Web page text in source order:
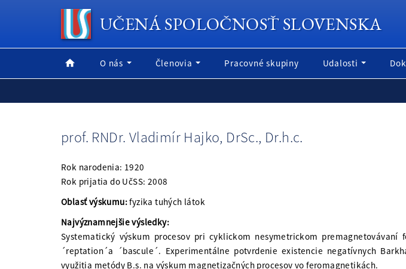
UČENÁ SPOLOČNOSŤ SLOVENSKA
O nás Členovia Pracovné skupiny Udalosti
prof. RNDr. Vladimír Hajko, DrSc., Dr.h.c.
Rok narodenia: 1920
Rok prijatia do UčSS: 2008
Oblasť výskumu:fyzika tuhých látok
Najvýznamnejšie výsledky:
Systematický výskum procesov pri cyklickom nesymetrickom
´reptation´a ´bascule´. Experimentálne potvrdenie existencie negatívnych
využitia metódy B.s. na výskum magnetizačných procesov vo feromagnetikách.